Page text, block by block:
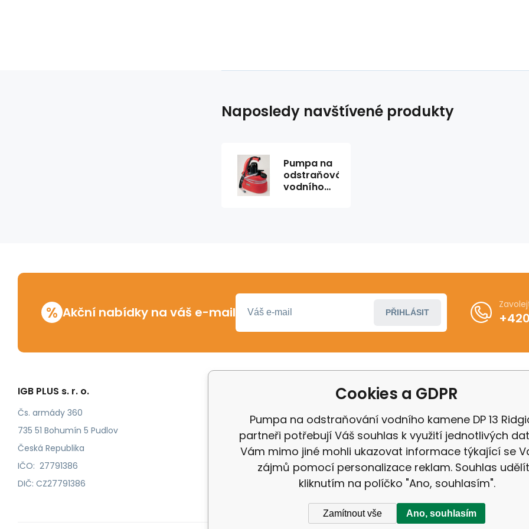
Naposledy navštívené produkty
Pumpa na
odstraňování
vodního
% Akční nabídky na váš e-mail PŘIHLÁSIT
IGB PLUS s. r. o.
Čs. armády 360
735 51 Bohumín 5 Pudlov
Česká Republika
IČO: 27791386
DIČ: CZ27791386
Katalog Milwaukee
Katalog IGB
Další informace
Odstoupení od kupní
Reklamační řád
Zásady ochrany
Cookies a GDPR
Pumpa na odstraňování vodního kamene DP 13
partneři potřebují Váš souhlas k využití jednotlivých
Vám mimo jiné mohli ukazovat informace týkající se
zájmů pomocí personalizace reklam. Souhlas
kliknutím na políčko "Ano, souhlasím".
Zamítnout vše Ano, souhlasím